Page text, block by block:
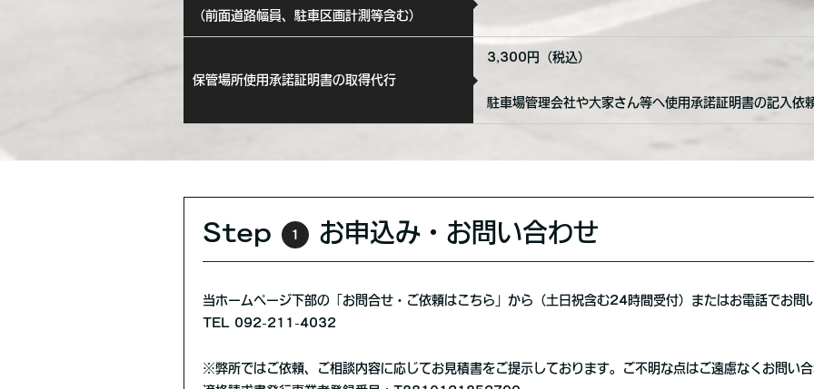
（前面道路幅員、駐車区画計測等含む）
保管場所使用承諾証明書の取得代行
3,300円（税込）
駐車場管理会社や大家さん等へ使用承諾証明書の記入依
Step 1 お申込み・お問い合わせ
当ホームページ下部の「お問合せ・ご依頼はこちら」から（土日祝含む24時間受付）またはお電話でお問
TEL 092-211-4032
※弊所ではご依頼、ご相談内容に応じてお見積書をご提示しております。ご不明な点はご遠慮なくお問い